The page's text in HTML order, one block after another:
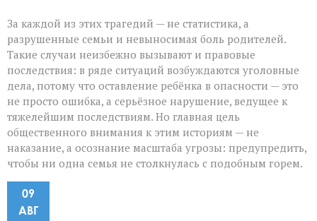
За каждой из этих трагедий — не статистика, а
разрушенные семьи и невыносимая боль родителей.
Такие случаи неизбежно вызывают и правовые
последствия: в ряде ситуаций возбуждаются уголовные
дела, потому что оставление ребёнка в опасности — это
не просто ошибка, а серьёзное нарушение, ведущее к
тяжелейшим последствиям. Но главная цель
общественного внимания к этим историям — не
наказание, а осознание масштаба угрозы: предупредить,
чтобы ни одна семья не столкнулась с подобным горем.
09
АВГ